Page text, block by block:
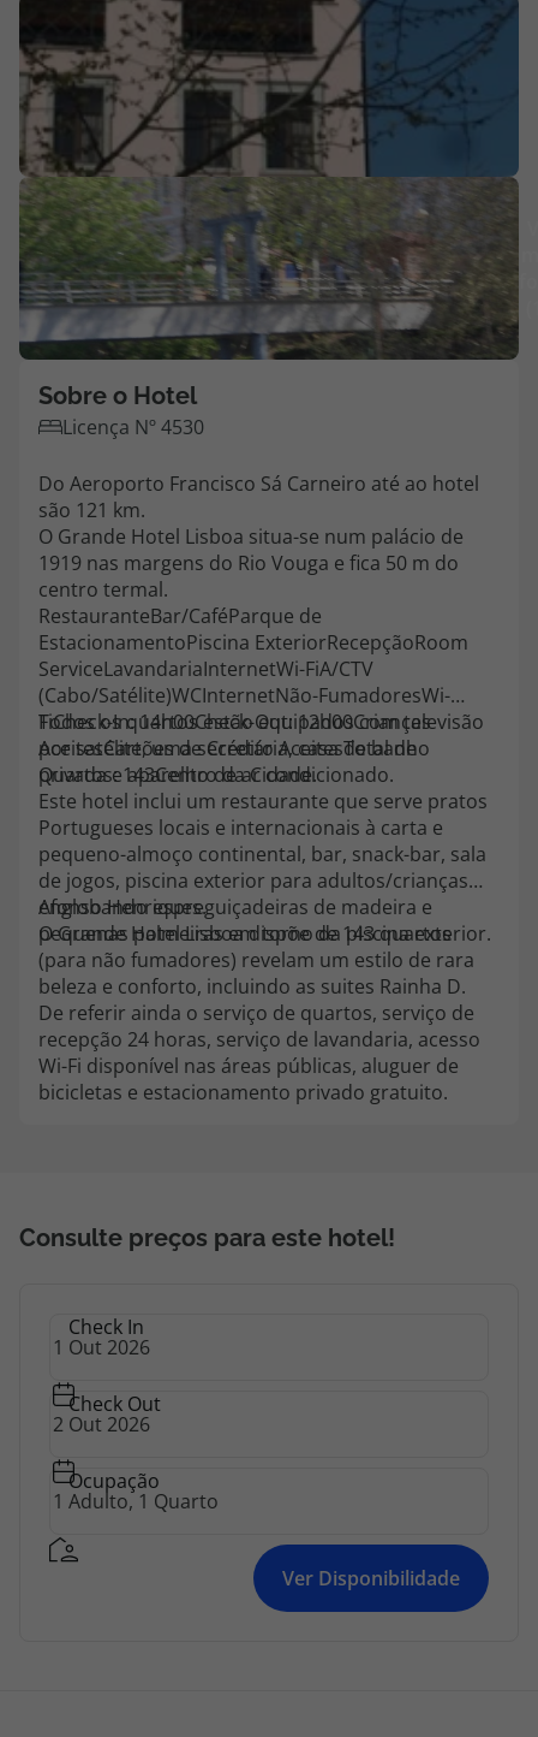
Área de Cliente
Agências
Contactos
Apoio ao cliente em Portugal
218 925 471
Custo de uma chamada para a rede fixa nacional.
Apoio ao cliente no Estrangeiro
218 925 471
A sua agência de viagens Top Atlântico tem a preocupação de estar
sempre mais perto de si, para maior comodidade e total facilidade
na marcação das suas viagens, tem ainda ao seu dispor o nosso call
center a funcionar todos os dias úteis das 10:00 às 20:00 e Sábado
das 10:00 às 14:00.
topatlantico@topatlantico.com
Sobre o Hotel
Licença Nº 4530
Do Aeroporto Francisco Sá Carneiro até ao hotel
são 121 km.
O Grande Hotel Lisboa situa-se num palácio de
1919 nas margens do Rio Vouga e fica 50 m do
centro termal.
RestauranteBar/CaféParque de
EstacionamentoPiscina ExteriorRecepçãoRoom
ServiceLavandariaInternetWi-FiA/CTV
(Cabo/Satélite)WCInternetNão-FumadoresWi-
FiCheck-In: 14h00Check-Out: 12h00Crianças
AceitesCartões de Crédito AceitesTotal de
Quartos: 143Centro da Cidade.
Todos os quartos estão equipados com televisão
por satélite, uma secretária, casa de banho
privada e aparelho de ar condicionado.
Este hotel inclui um restaurante que serve pratos
Portugueses locais e internacionais à carta e
pequeno-almoço continental, bar, snack-bar, sala
de jogos, piscina exterior para adultos/crianças
englobando espreguiçadeiras de madeira e
pequenas palmeiras em torno da piscina exterior.
Afonso Henriques.
O Grande Hotel Lisboa dispõe de 143 quartos
(para não fumadores) revelam um estilo de rara
beleza e conforto, incluindo as suites Rainha D.
De referir ainda o serviço de quartos, serviço de
recepção 24 horas, serviço de lavandaria, acesso
Wi-Fi disponível nas áreas públicas, aluguer de
bicicletas e estacionamento privado gratuito.
Consulte preços para este hotel!
Check In
Check Out
Ocupação
Ver Disponibilidade